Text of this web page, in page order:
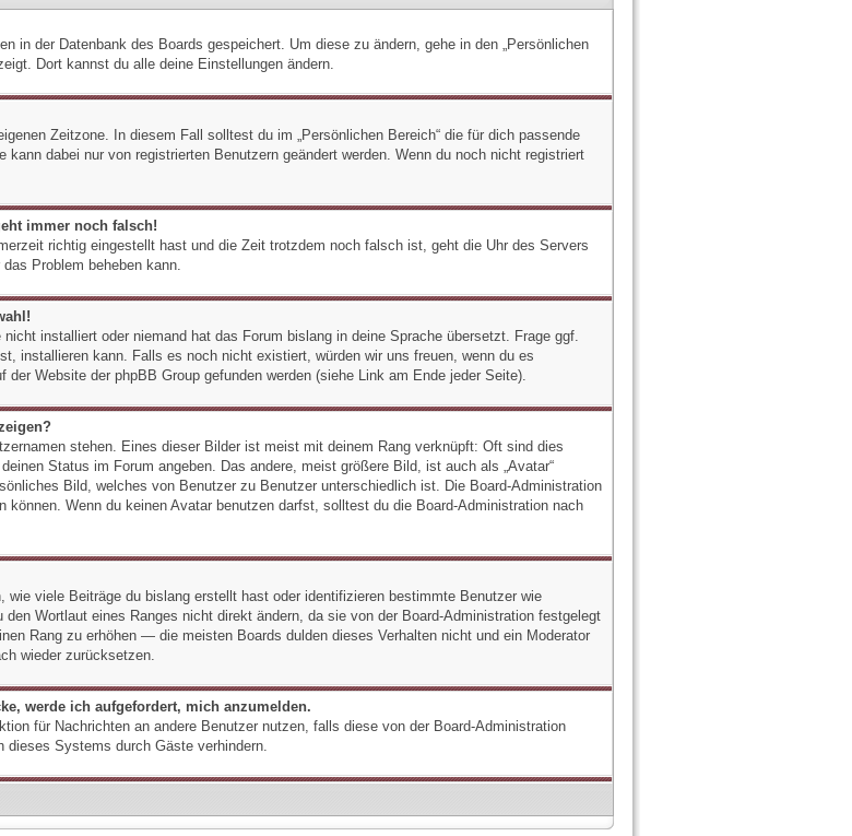
in der Datenbank des Boards gespeichert. Um diese zu ändern, gehe in den „Persönlichen
Dort kannst du alle deine Einstellungen ändern.
Zeitzone. In diesem Fall solltest du im „Persönlichen Bereich“ die für dich passende
dabei nur von registrierten Benutzern geändert werden. Wenn du noch nicht registriert
immer noch falsch!
richtig eingestellt hast und die Zeit trotzdem noch falsch ist, geht die Uhr des Servers
Problem beheben kann.
installiert oder niemand hat das Forum bislang in deine Sprache übersetzt. Frage ggf.
installieren kann. Falls es noch nicht existiert, würden wir uns freuen, wenn du es
Website der phpBB Group gefunden werden (siehe Link am Ende jeder Seite).
stehen. Eines dieser Bilder ist meist mit deinem Rang verknüpft: Oft sind dies
Status im Forum angeben. Das andere, meist größere Bild, ist auch als „Avatar“
Bild, welches von Benutzer zu Benutzer unterschiedlich ist. Die Board-Administration
können. Wenn du keinen Avatar benutzen darfst, solltest du die Board-Administration nach
wie viele Beiträge du bislang erstellt hast oder identifizieren bestimmte Benutzer wie
Wortlaut eines Ranges nicht direkt ändern, da sie von der Board-Administration festgelegt
Rang zu erhöhen — die meisten Boards dulden dieses Verhalten nicht und ein Moderator
wieder zurücksetzen.
werde ich aufgefordert, mich anzumelden.
für Nachrichten an andere Benutzer nutzen, falls diese von der Board-Administration
dieses Systems durch Gäste verhindern.